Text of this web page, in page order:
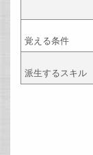
覚える条件
派生するスキル